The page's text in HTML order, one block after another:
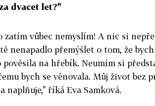
dvacet let?"
zatím vůbec nemyslím! A nic si
nenapadlo přemýšlet o tom, že
pověsila na hřebík. Neumím si
bych se věnovala. Můj život bez
naplňuje," říká Eva Samková.